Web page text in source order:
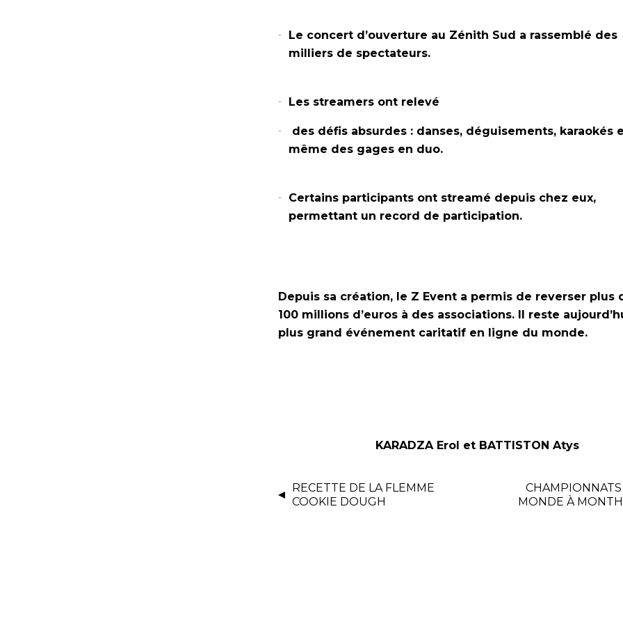
Le concert d’ouverture au Zénith Sud a rassemblé des
milliers de spectateurs.
Les streamers ont relevé
des défis absurdes : danses, déguisements, karaokés
même des gages en duo.
Certains participants ont streamé depuis chez eux,
permettant un record de participation.
Depuis sa création, le Z Event a permis de reverser plus
100 millions d’euros à des associations. Il reste
plus grand événement caritatif en ligne du monde.
KARADZA Erol et BATTISTON Atys
RECETTE DE LA FLEMME
COOKIE DOUGH
MONDE À